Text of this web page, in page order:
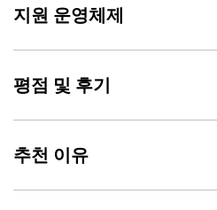
지원 운영체제
평점 및 후기
추천 이유